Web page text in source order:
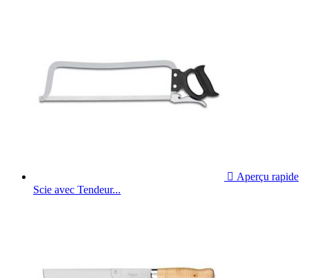
 Aperçu rapide
Scie avec Tendeur...